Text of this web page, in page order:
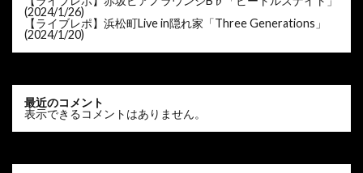
(2024/1/26)
【ライブレポ】浜松町Live in隠れ家「Three Generations」
(2024/1/20)
最近のコメント
表示できるコメントはありません。